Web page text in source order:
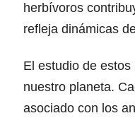
herbívoros
refleja dinámicas
El estudio de
nuestro planeta.
asociado con los